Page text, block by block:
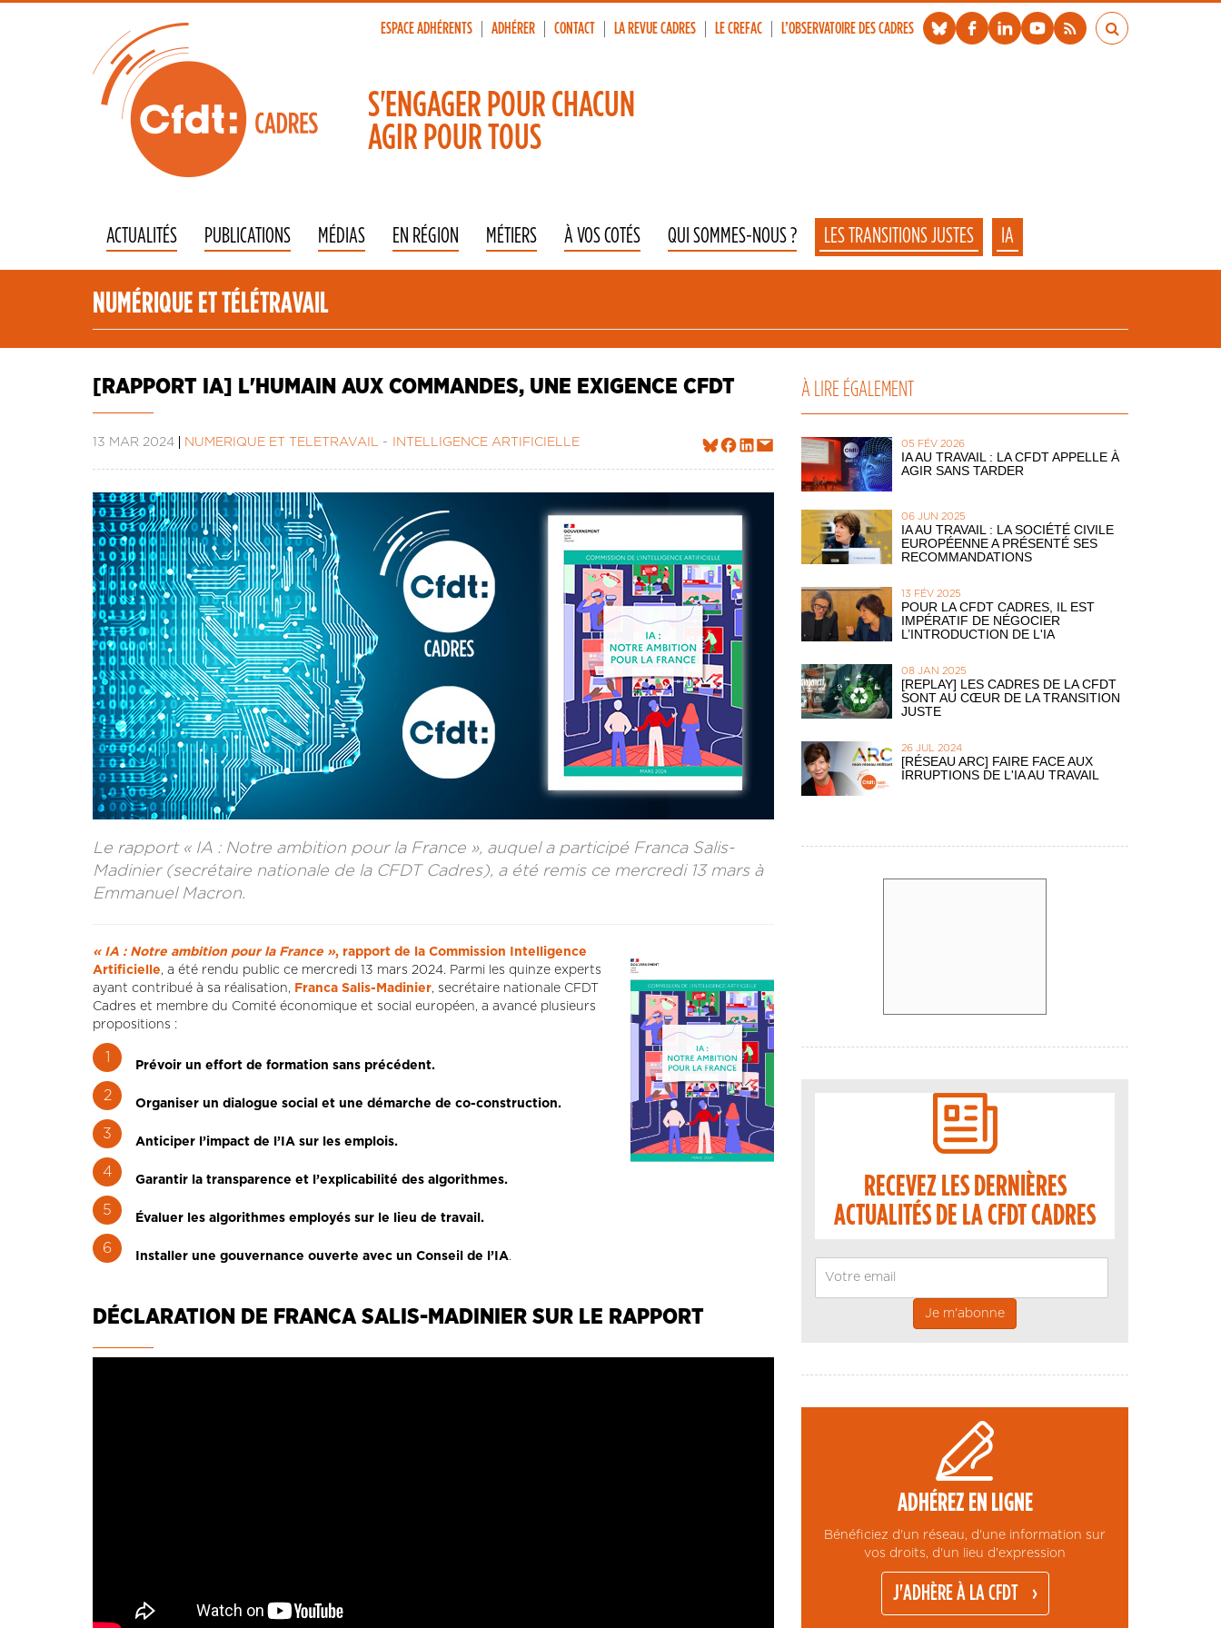
ESPACE ADHÉRENTS ADHÉRER CONTACT LA REVUE CADRES LE CREFAC L’OBSERVATOIRE DES CADRES
S'ENGAGER POUR CHACUN
AGIR POUR TOUS
ACTUALITÉS PUBLICATIONS MÉDIAS EN RÉGION MÉTIERS À VOS COTÉS QUI SOMMES-NOUS ? LES TRANSITIONS JUSTES IA
NUMÉRIQUE ET TÉLÉTRAVAIL
[RAPPORT IA] L'HUMAIN AUX COMMANDES, UNE EXIGENCE CFDT
13 MAR 2024 NUMÉRIQUE ET TÉLÉTRAVAIL INTELLIGENCE ARTIFICIELLE
Le rapport « IA : Notre ambition pour la France », auquel a participé Franca Salis-
Madinier (secrétaire nationale de la CFDT Cadres), a été remis ce mercredi 13 mars à
Emmanuel Macron.
« IA : Notre ambition pour la France », rapport de la Commission Intelligence
Artificielle, a été rendu public ce mercredi 13 mars 2024. Parmi les quinze experts
ayant contribué à sa réalisation, Franca Salis-Madinier, secrétaire nationale CFDT
Cadres et membre du Comité économique et social européen, a avancé plusieurs
propositions :
Prévoir un effort de formation sans précédent.
Organiser un dialogue social et une démarche de co-construction.
Anticiper l’impact de l’IA sur les emplois.
Garantir la transparence et l’explicabilité des algorithmes.
Évaluer les algorithmes employés sur le lieu de travail.
Installer une gouvernance ouverte avec un Conseil de l’IA.
DÉCLARATION DE FRANCA SALIS-MADINIER SUR LE RAPPORT
À LIRE ÉGALEMENT
05 FÉV 2026
IA AU TRAVAIL : LA CFDT APPELLE À
AGIR SANS TARDER
06 JUN 2025
IA AU TRAVAIL : LA SOCIÉTÉ CIVILE
EUROPÉENNE A PRÉSENTÉ SES
RECOMMANDATIONS
13 FÉV 2025
POUR LA CFDT CADRES, IL EST
IMPÉRATIF DE NÉGOCIER
L’INTRODUCTION DE L'IA
08 JAN 2025
[REPLAY] LES CADRES DE LA CFDT
SONT AU CŒUR DE LA TRANSITION
JUSTE
26 JUL 2024
[RÉSEAU ARC] FAIRE FACE AUX
IRRUPTIONS DE L'IA AU TRAVAIL
RECEVEZ LES DERNIÈRES
ACTUALITÉS DE LA CFDT CADRES
ADHÉREZ EN LIGNE
Bénéficiez d'un réseau, d'une information sur
vos droits, d'un lieu d'expression
J'ADHÈRE À LA CFDT